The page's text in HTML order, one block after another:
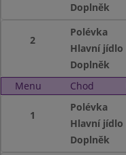
Doplněk
2
Polévka
Hlavní jídlo
Doplněk
Menu
Chod
1
Polévka
Hlavní jídlo
Doplněk